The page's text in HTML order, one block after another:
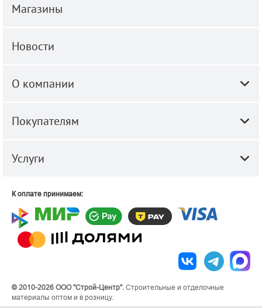
Магазины
Новости
О компании
Покупателям
Услуги
К оплате принимаем:
© 2010-2026 ООО "Строй-Центр". Строительные и отделочные
материалы оптом и в розницу.